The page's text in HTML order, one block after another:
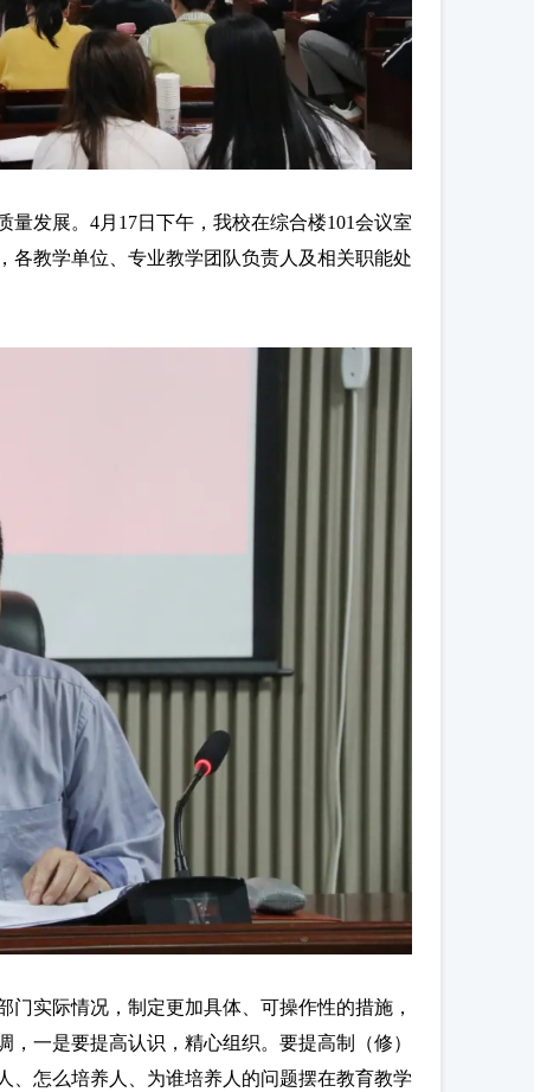
发展。4月17日下午，我校在综合楼101会议室
各教学单位、专业教学团队负责人及相关职能处
实际情况，制定更加具体、可操作性的措施，
一是要提高认识，精心组织。要提高制（修）
、怎么培养人、为谁培养人的问题摆在教育教学